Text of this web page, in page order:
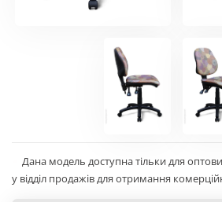
Дана модель доступна тільки для
у відділ продажів для отримання